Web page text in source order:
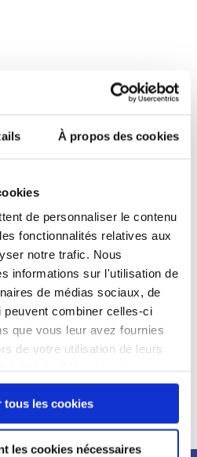
À propos des cookies
de personnaliser le contenu
fonctionnalités relatives aux
notre trafic. Nous
informations sur l'utilisation de
de médias sociaux, de
peuvent combiner celles-ci
que vous leur avez fournies
de votre utilisation de leurs
Web.
tous les cookies
les cookies nécessaires
: